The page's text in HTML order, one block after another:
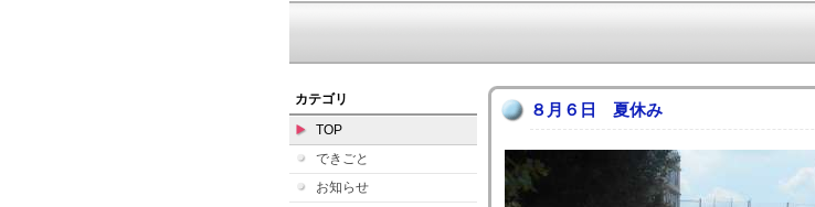
カテゴリ
TOP
できごと
お知らせ
８月６日 夏休み